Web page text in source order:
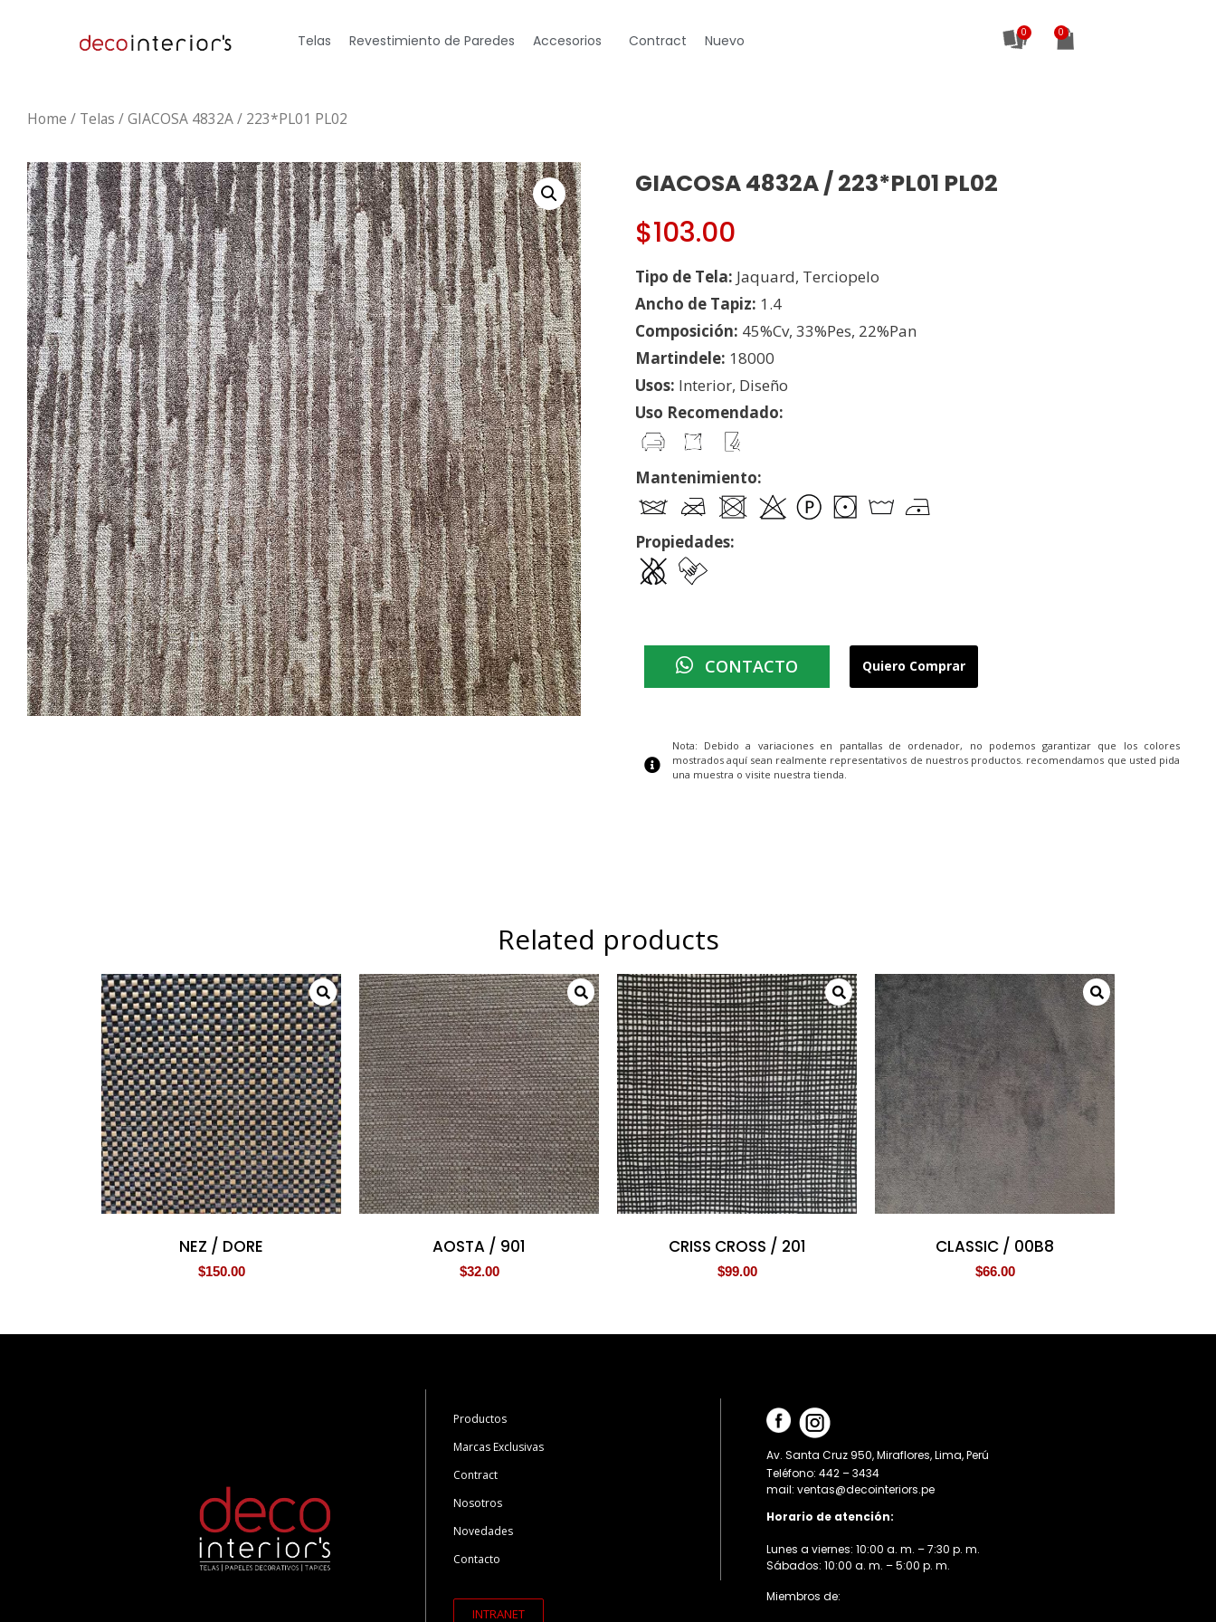
Telas Revestimiento de Paredes Accesorios Contract Nuevo 0
Home / Telas / GIACOSA 4832A / 223*PL01 PL02
GIACOSA 4832A / 223*PL01 PL02
$103.00
Tipo de Tela: Jaquard, Terciopelo
Ancho de Tapiz: 1.4
Composición: 45%Cv, 33%Pes, 22%Pan
Martindele: 18000
Usos: Interior, Diseño
Uso Recomendado:
Mantenimiento:
Propiedades:
CONTACTO Quiero Comprar
Nota: Debido a variaciones en pantallas de ordenador, no podemos garantizar que los colores
mostrados aquí sean realmente representativos de nuestros productos. recomendamos que usted pida
una muestra o visite nuestra tienda.
Related products
NEZ / DORE
$150.00
AOSTA / 901
$32.00
CRISS CROSS / 201
$99.00
CLASSIC / 00B8
$66.00
Productos
Marcas Exclusivas
Contract
Nosotros
Novedades
Contacto
INTRANET
Av. Santa Cruz 950, Miraflores, Lima, Perú
Teléfono: 442 – 3434
mail: ventas@decointeriors.pe
Horario de atención:
Lunes a viernes: 10:00 a. m. – 7:30 p. m.
Sábados: 10:00 a. m. – 5:00 p. m.
Miembros de: